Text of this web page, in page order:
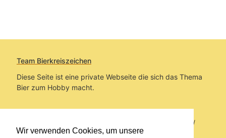
Wir verwenden Cookies, um unsere
Team Bierkreiszeichen
Diese Seite ist eine private Webseite die sich das Thema
Bier zum Hobby macht.
Sie befinden sich auf https://www.bierkreiszeichen.at/